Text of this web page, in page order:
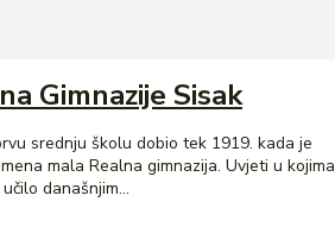
Gimnazije Sisak
srednju školu dobio tek 1919. kada je
mala Realna gimnazija. Uvjeti u kojima
današnjim...